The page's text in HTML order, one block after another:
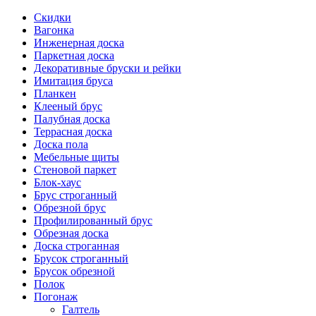
Скидки
Вагонка
Инженерная доска
Паркетная доска
Декоративные бруски и рейки
Имитация бруса
Планкен
Клееный брус
Палубная доска
Террасная доска
Доска пола
Мебельные щиты
Стеновой паркет
Блок-хаус
Брус строганный
Обрезной брус
Профилированный брус
Обрезная доска
Доска строганная
Брусок строганный
Брусок обрезной
Полок
Погонаж
Галтель